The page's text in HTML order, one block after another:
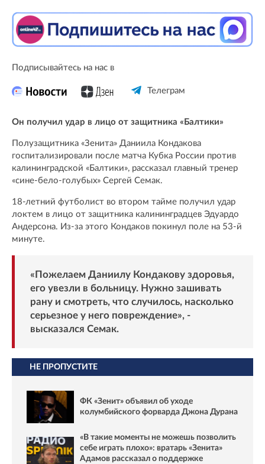
Подписывайтесь на нас в
Телеграм
Он получил удар в лицо от защитника «Балтики»
Полузащитника «Зенита» Даниила Кондакова
госпитализировали после матча Кубка России против
калининградской «Балтики», рассказал главный тренер
«сине-бело-голубых» Сергей Семак.
18-летний футболист во втором тайме получил удар
локтем в лицо от защитника калининградцев Эдуардо
Андерсона. Из-за этого Кондаков покинул поле на 53-й
минуте.
«Пожелаем Даниилу Кондакову здоровья,
его увезли в больницу. Нужно зашивать
рану и смотреть, что случилось, насколько
серьезное у него повреждение», -
высказался Семак.
НЕ ПРОПУСТИТЕ
ФК «Зенит» объявил об уходе
колумбийского форварда Джона Дурана
«В такие моменты не можешь позволить
себе играть плохо»: вратарь «Зенита»
Адамов рассказал о поддержке